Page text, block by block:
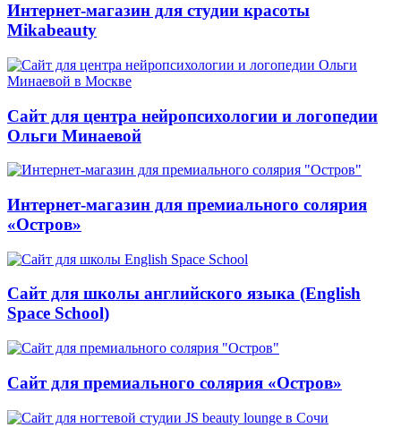
Интернет-магазин для студии красоты
Mikabeauty
Сайт для центра нейропсихологии и логопедии
Ольги Минаевой
Интернет-магазин для премиального солярия
«Остров»
Сайт для школы английского языка (English
Space School)
Сайт для премиального солярия «Остров»